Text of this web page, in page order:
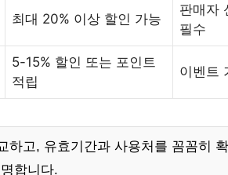
최대 20% 이상 할인 가능
판매자
필수
5-15% 할인 또는 포인트
적립
이벤트
하고, 유효기간과 사용처를 꼼꼼히
합니다.